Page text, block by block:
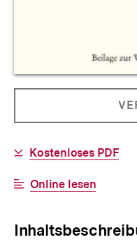
Download-
Kostenloses PDF
Interner
Online lesen